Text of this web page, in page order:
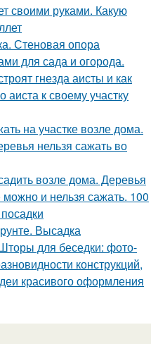
своими руками. Какую
Стеновая опора
для сада и огорода.
гнезда аисты и как
к своему участку
на участке возле дома.
нельзя сажать во
возле дома. Деревья
и нельзя сажать. 100
Высадка
для беседки: фото-
конструкций,
красивого оформления